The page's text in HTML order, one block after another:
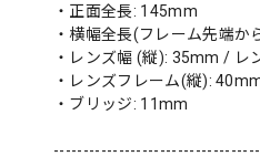
・正面全長: 145mm
・横幅全長(フレーム先端か
・レンズ幅 (縦): 35mm / レ
・レンズフレーム(縦):
・ブリッジ: 11mm